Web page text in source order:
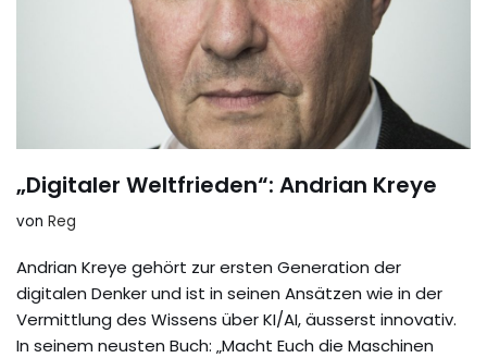
„Digitaler Weltfrieden“: Andrian Kreye
von Reg
Andrian Kreye gehört zur ersten Generation der
digitalen Denker und ist in seinen Ansätzen wie in der
Vermittlung des Wissens über KI/AI, äusserst innovativ.
In seinem neusten Buch: „Macht Euch die Maschinen